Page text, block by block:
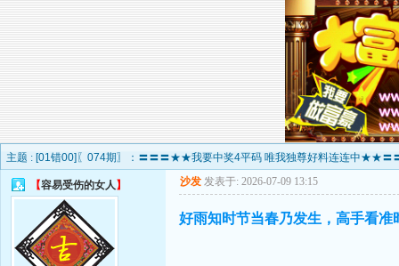
主题 : [01错00]〖074期〗：〓〓〓★★我要中奖4平码 唯我独尊好料连连中★★〓
【容易受伤的女人 】 沙发 发表于: 2026-07-09 13:15
好雨知时节当春乃发生，高手看